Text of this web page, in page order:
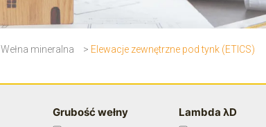
Wełna mineralna > Elewacje zewnętrzne pod tynk (ETICS)
Grubość wełny Lambda λD